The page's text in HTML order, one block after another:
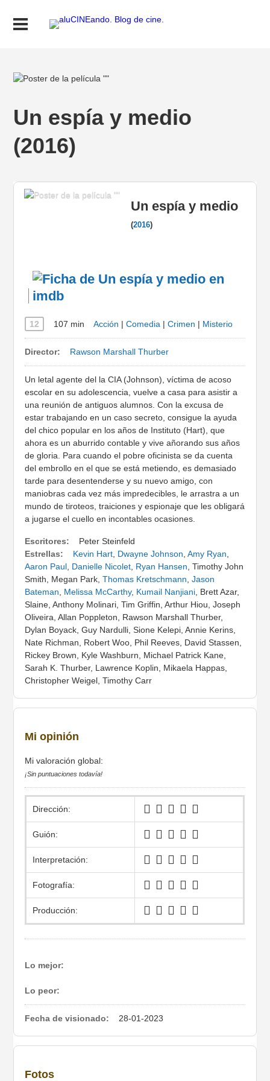
Un espía y medio
(2016)
Un espía y medio
(2016)
12 107 min Acción |Comedia |Crimen | Misterio
Director: Rawson Marshall Thurber
Un letal agente del la CIA (Johnson), víctima de acoso
escolar en su adolescencia, vuelve a casa para asistir a
una reunión de antiguos alumnos. Con la excusa de
estar trabajando en un caso secreto, consigue la ayuda
del chico popular en los años de Instituto (Hart), que
ahora es un aburrido contable y vive añorando sus años
de gloria. Para cuando el pobre oficinista se da cuenta
del embrollo en el que se está metiendo, es demasiado
tarde para desentenderse y su nuevo amigo, con
maniobras cada vez más impredecibles, le arrastra a un
mundo de tiroteos, traiciones y espionaje que les obligará
a jugarse el cuello en incontables ocasiones.
Escritores:
Peter Steinfeld
Estrellas:
Kevin Hart, Dwayne Johnson,Amy Ryan,
Aaron Paul, Danielle Nicolet, Ryan Hansen, Timothy John
Smith, Megan Park,Thomas Kretschmann,Jason
Bateman, Melissa McCarthy, Kumail Nanjiani, Brett Azar,
Slaine, Anthony Molinari, Tim Griffin, Arthur Hiou, Joseph
Oliveira, Allan Poppleton, Rawson Marshall Thurber,
Dylan Boyack, Guy Nardulli, Sione Kelepi, Annie Kerins,
Nate Richman, Robert Woo, Phil Reeves, David Stassen,
Rickey Brown, Kyle Washburn, Michael Patrick Kane,
Sarah K. Thurber, Lawrence Koplin, Mikaela Happas,
Christopher Weigel, Timothy Carr
Mi opinión
Mi valoración global:
¡Sin puntuaciones todavía!
Dirección:
Guión:
Interpretación:
Fotografía:
Producción:
Lo mejor:
Lo peor:
Fecha de visionado: 28-01-2023
Fotos